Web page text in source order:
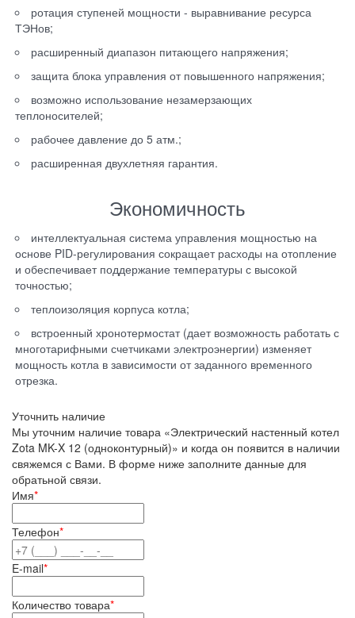
ротация ступеней мощности - выравнивание ресурса
ТЭНов;
расширенный диапазон питающего напряжения;
защита блока управления от повышенного напряжения;
возможно использование незамерзающих
теплоносителей;
рабочее давление до 5 атм.;
расширенная двухлетняя гарантия.
Экономичность
интеллектуальная система управления мощностью на
основе PID-регулирования сокращает расходы на отопление
и обеспечивает поддержание температуры с высокой
точностью;
теплоизоляция корпуса котла;
встроенный хронотермостат (дает возможность работать с
многотарифными счетчиками электроэнергии) изменяет
мощность котла в зависимости от заданного временного
отрезка.
Уточнить наличие
Мы уточним наличие товара «Электрический настенный котел
Zota MK-X 12 (одноконтурный)» и когда он появится в наличии
свяжемся с Вами. В форме ниже заполните данные для
обратьной связи.
Имя*
Телефон*
E-mail*
Количество товара*